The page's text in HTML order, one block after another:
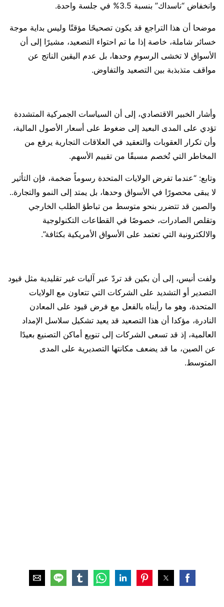
وانخفاض “ناسداك” بنسبة 3.5% في جلسة واحدة.
موضحا أن هذا التراجع قد يكون تصحيحًا مؤقتًا وليس بداية موجة
خسائر شاملة، خاصة إذا ما تم احتواء التصعيد، مشيرًا إلى أن
الأسواق لا تخشى الرسوم وحدها، بل عدم اليقين الناتج عن
مواقف متذبذبة بين التصعيد والتفاوض.
وأشار الخبير الاقتصادي، إلى أن السياسات الجمركية المتشددة
تؤدي على المدى البعيد إلى ضغوط على أسعار الأصول المالية،
وأن تكرار العقوبات والتعقيد في العلاقات التجارية يرفع من
المخاطر التي تُخصم مسبقًا من تقييم الأسهم.
وتابع: “عندما تفرض الولايات المتحدة رسوماً ضخمة، فإن التأثير
لا يبقى محصورًا في الأسواق وحدها، بل يمتد إلى النمو والتجارة..
والصين قد تتضرر بنحو متوسط من تباطؤ الطلب الخارجي
وتقلص الصادرات، خصوصًا في القطاعات التكنولوجية
والالكترونية التي تعتمد على الأسواق الأمريكية بكثافة”.
ولفت أنيس، إلى أن بكين قد تردّ عبر آليات غير تقليدية مثل قيود
التصدير أو التشديد على الشركات التي تتعاون مع الولايات
المتحدة، وهو ما رأيناه بالفعل مع فرض قيود على المعادن
النادرة، مؤكدا أن هذا التصعيد قد يعيد تشكيل سلاسل الإمداد
العالمية، إذ قد تسعى الشركات إلى تنويع أماكن التصنيع بعيدًا
عن الصين، ما قد يضعف مكانتها التصديرية على المدى
المتوسط.